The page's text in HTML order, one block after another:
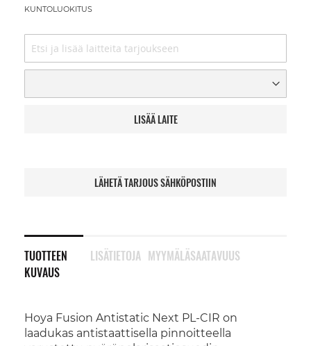
KUNTOLUOKITUS
LISÄÄ LAITE
LÄHETÄ TARJOUS SÄHKÖPOSTIIN
TUOTTEEN
KUVAUS
Hoya Fusion Antistatic Next PL-CIR on
laadukas antistaattisella pinnoitteella
LISÄTIETOJA MYYMÄLÄSAATAVUUS